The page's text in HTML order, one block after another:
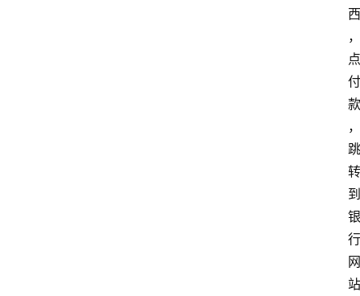
西
，
点
付
款
，
跳
转
到
银
行
网
站